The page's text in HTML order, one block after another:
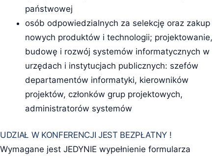
państwowej
osób odpowiedzialnych za selekcję oraz zakup
nowych produktów i technologii; projektowanie,
budowę i rozwój systemów informatycznych w
urzędach i instytucjach publicznych: szefów
departamentów informatyki, kierowników
projektów, członków grup projektowych,
administratorów systemów
UDZIAŁ W KONFERENCJI JEST BEZPŁATNY !
Wymagane jest JEDYNIE wypełnienie formularza